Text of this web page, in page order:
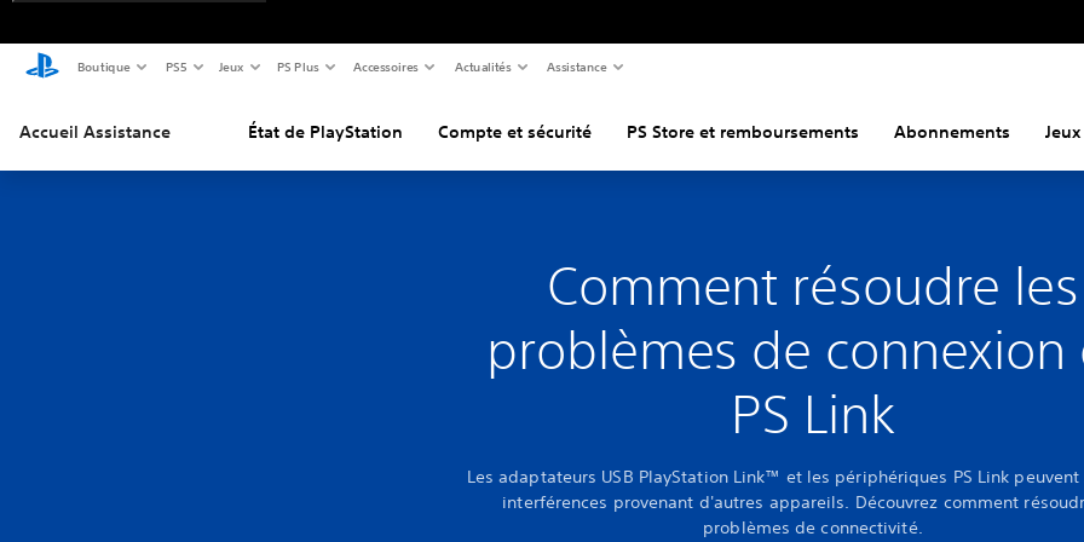
Boutique PS5 Jeux PS Plus Accessoires Actualités Assistance
Accueil Assistance État de PlayStation Compte et sécurité PS Store et remboursements Abonnements Jeux
Comment résoudre les
problèmes de connexion
PS Link
Les adaptateurs USB PlayStation Link™ et les périphériques PS Link
interférences provenant d'autres appareils. Découvrez comment
problèmes de connectivité.